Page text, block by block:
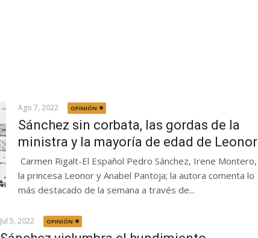
Ago 7, 2022 OPINIÓN
Sánchez sin corbata, las gordas de la
ministra y la mayoría de edad de Leonor
Carmen Rigalt-El Español Pedro Sánchez, Irene Montero,
la princesa Leonor y Anabel Pantoja; la autora comenta lo
más destacado de la semana a través de...
Jul 5, 2022 OPINIÓN